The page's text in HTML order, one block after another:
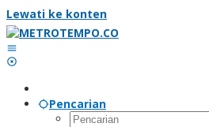
Lewati ke konten
Pencarian